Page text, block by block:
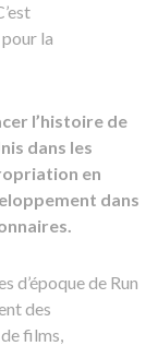
la
l’histoire de
dans les
en
dans
d’époque de Run
des
films,